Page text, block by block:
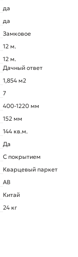
да
да
Замковое
12 м.
12 м.
Дачный ответ
1,854 м2
7
400-1220 мм
152 мм
144 кв.м.
Да
С покрытием
Кварцевый паркет
AB
Китай
24 кг